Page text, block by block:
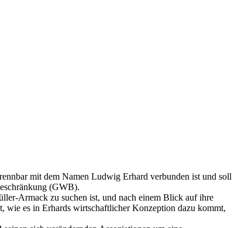
mit dem Namen Ludwig Erhard verbunden ist und soll
(GWB).
Armack zu suchen ist, und nach einem Blick auf ihre
es in Erhards wirtschaftlicher Konzeption dazu kommt,